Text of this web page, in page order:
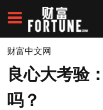
财富中文网
良心大考验
吗？